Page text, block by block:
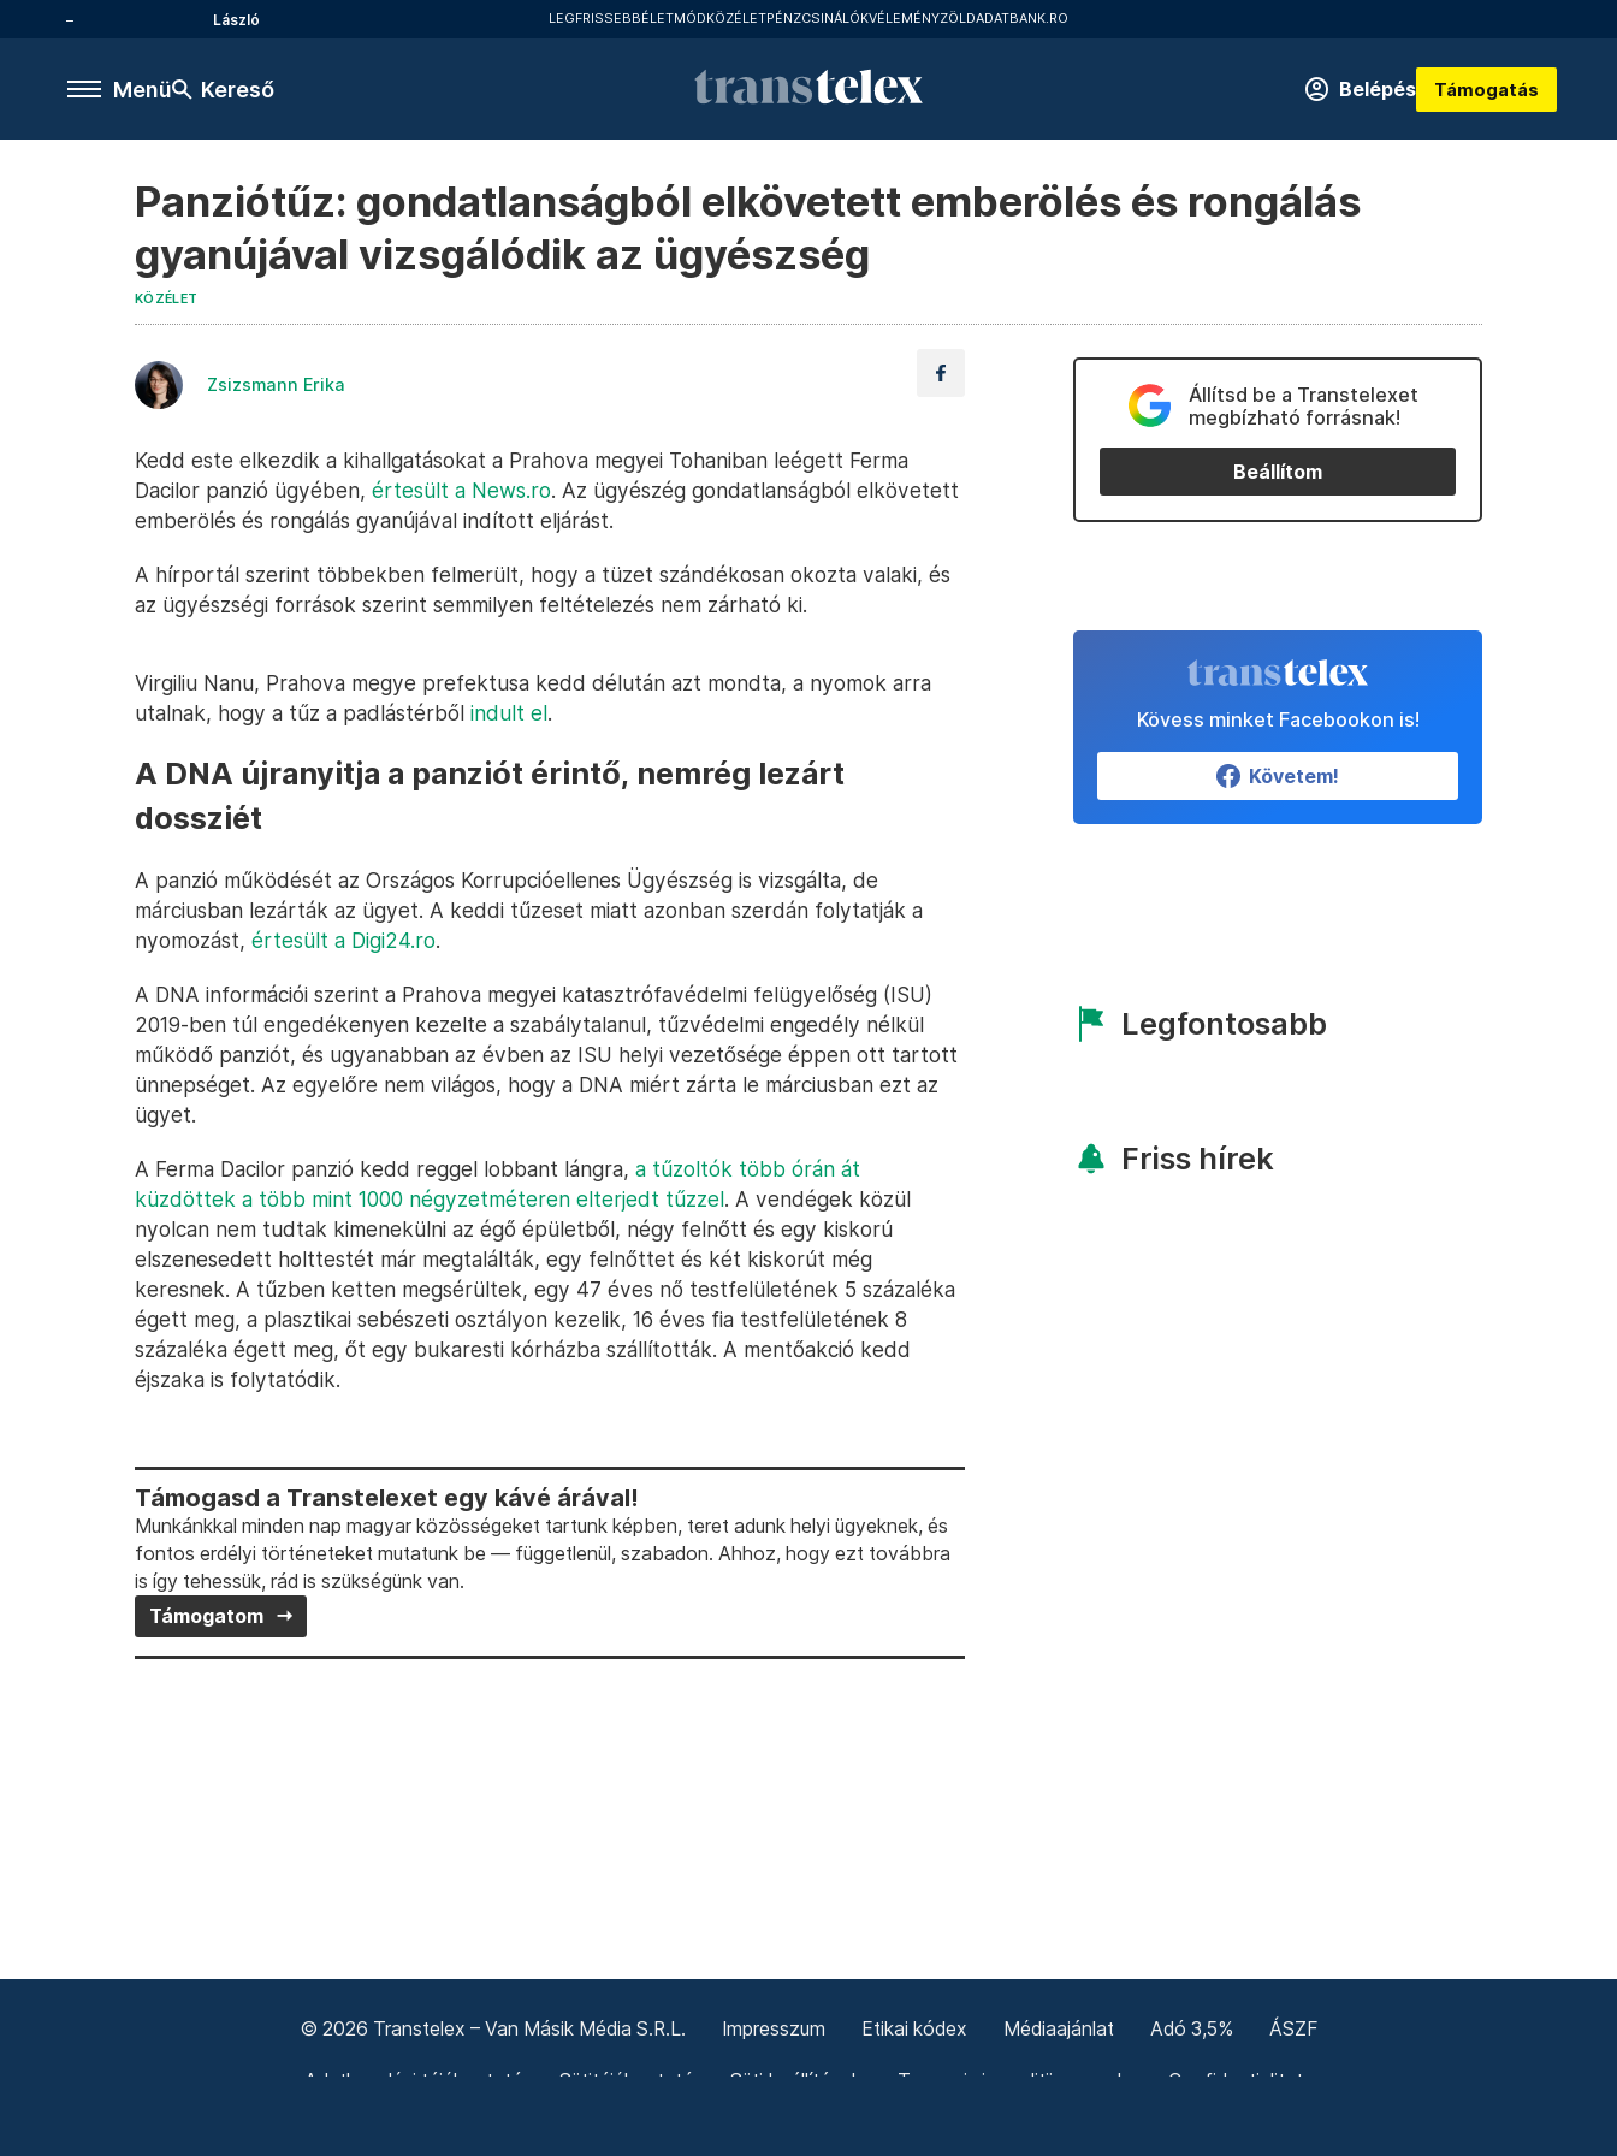
László LEGFRISSEBBÉLETMÓDKÖZÉLETPÉNZCSINÁLÓKVÉLEMÉNYZÖLDADATBANK.RO
Menü Kereső Belépés Támogatás
Panziótűz: gondatlanságból elkövetett emberölés és rongálás
gyanújával vizsgálódik az ügyészség
KÖZÉLET
Zsizsmann Erika
Kedd este elkezdik a kihallgatásokat a Prahova megyei Tohaniban leégett Ferma
Dacilor panzió ügyében, értesült a News.ro. Az ügyészég gondatlanságból elkövetett
emberölés és rongálás gyanújával indított eljárást.
A hírportál szerint többekben felmerült, hogy a tüzet szándékosan okozta valaki, és
az ügyészségi források szerint semmilyen feltételezés nem zárható ki.
Virgiliu Nanu, Prahova megye prefektusa kedd délután azt mondta, a nyomok arra
utalnak, hogy a tűz a padlástérből indult el.
A DNA újranyitja a panziót érintő, nemrég lezárt
dossziét
A panzió működését az Országos Korrupcióellenes Ügyészség is vizsgálta, de
márciusban lezárták az ügyet. A keddi tűzeset miatt azonban szerdán folytatják a
nyomozást, értesült a Digi24.ro.
A DNA információi szerint a Prahova megyei katasztrófavédelmi felügyelőség (ISU)
2019-ben túl engedékenyen kezelte a szabálytalanul, tűzvédelmi engedély nélkül
működő panziót, és ugyanabban az évben az ISU helyi vezetősége éppen ott tartott
ünnepséget. Az egyelőre nem világos, hogy a DNA miért zárta le márciusban ezt az
ügyet.
A Ferma Dacilor panzió kedd reggel lobbant lángra, a tűzoltók több órán át
küzdöttek a több mint 1000 négyzetméteren elterjedt tűzzel. A vendégek közül
nyolcan nem tudtak kimenekülni az égő épületből, négy felnőtt és egy kiskorú
elszenesedett holttestét már megtalálták, egy felnőttet és két kiskorút még
keresnek. A tűzben ketten megsérültek, egy 47 éves nő testfelületének 5 százaléka
égett meg, a plasztikai sebészeti osztályon kezelik, 16 éves fia testfelületének 8
százaléka égett meg, őt egy bukaresti kórházba szállították. A mentőakció kedd
éjszaka is folytatódik.
Támogasd a Transtelexet egy kávé árával!
Munkánkkal minden nap magyar közösségeket tartunk képben, teret adunk helyi ügyeknek, és
fontos erdélyi történeteket mutatunk be — függetlenül, szabadon. Ahhoz, hogy ezt továbbra
is így tehessük, rád is szükségünk van.
Támogatom
Állítsd be a Transtelexet
megbízható forrásnak!
Beállítom
Kövess minket Facebookon is!
Követem!
Legfontosabb
Friss hírek
© 2026 Transtelex – Van Másik Média S.R.L. Impresszum Etikai kódex Médiaajánlat Adó 3,5% ÁSZF
Adatkezelési tájékoztató Sütitájékoztató Süti beállítások Termeni și condiții generale Confidențialitate